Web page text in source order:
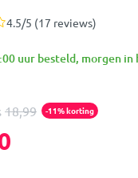
4.5/5 (17 reviews)
uur besteld, morgen in
18,99 -11% korting